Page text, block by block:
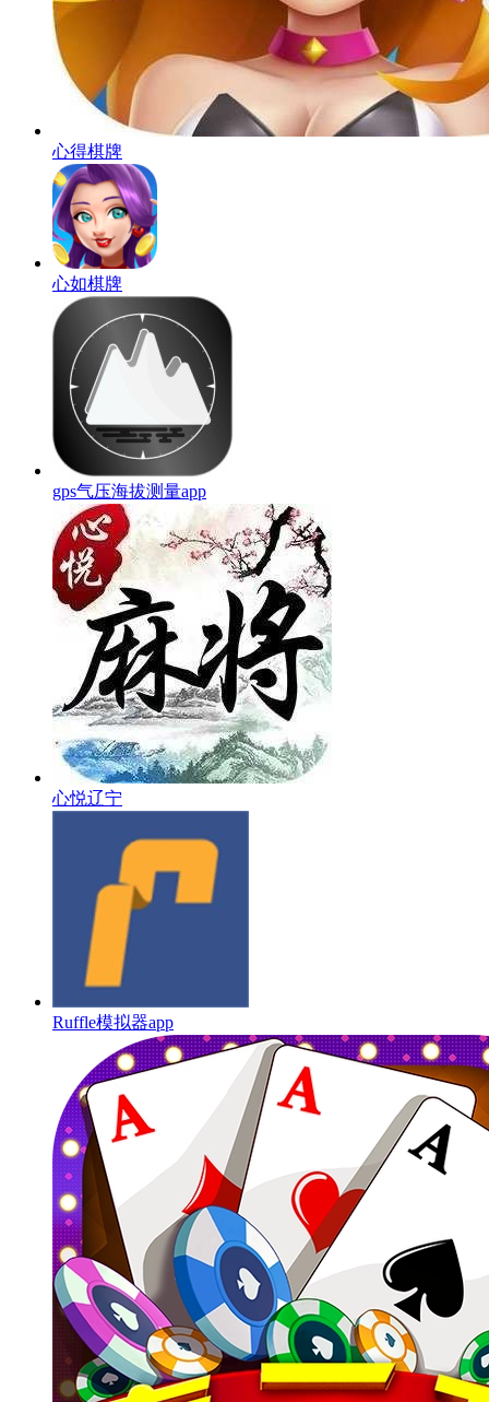
心得棋牌
心如棋牌
gps气压海拔测量app
心悦辽宁
Ruffle模拟器app